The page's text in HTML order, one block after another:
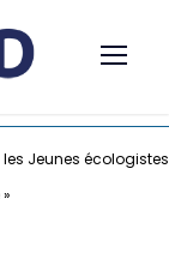
les Jeunes écologistes